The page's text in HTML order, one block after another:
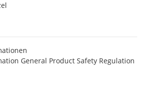
General Product Safety Regulation